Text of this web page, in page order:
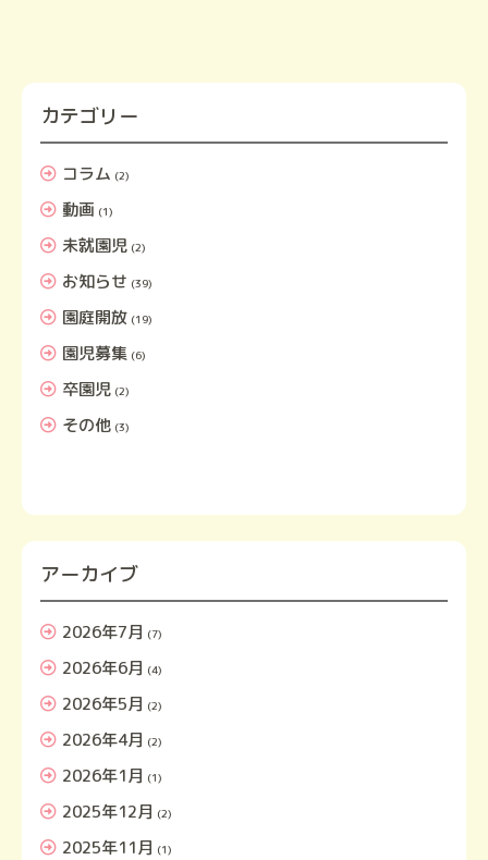
カテゴリー
コラム (2)
動画 (1)
未就園児(2)
お知らせ (39)
園庭開放 (19)
園児募集(6)
卒園児(2)
その他(3)
アーカイブ
2026年7月 (7)
2026年6月 (4)
2026年5月 (2)
2026年4月 (2)
2026年1月 (1)
2025年12月 (2)
2025年11月 (1)